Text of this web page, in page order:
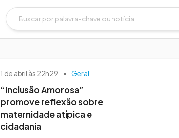
1 de abril às 22h29 • Geral
“Inclusão Amorosa”
promove reflexão sobre
maternidade atípica e
cidadania